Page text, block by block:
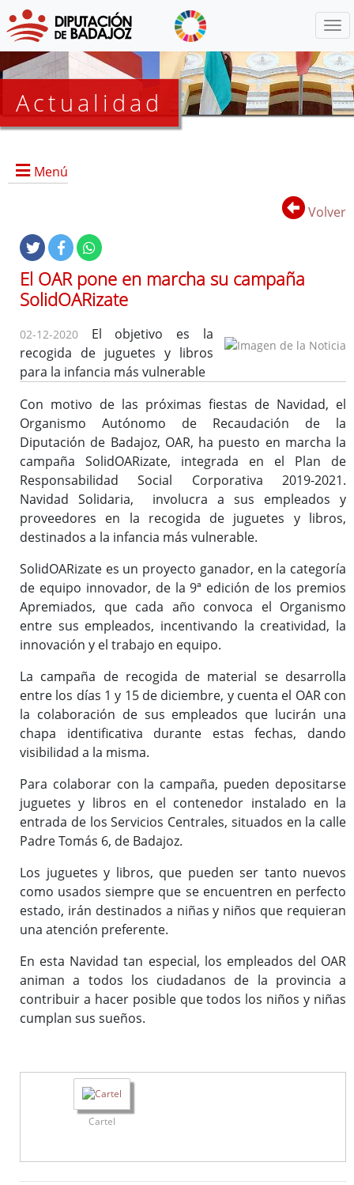
Actualidad
Menú
Noticias
Lista
de
distribución
Volver
El OAR pone en marcha su campaña
SolidOARizate
02-12-2020 El objetivo es la
recogida de juguetes y libros
para la infancia más vulnerable
Con motivo de las próximas fiestas de Navidad, el
Organismo Autónomo de Recaudación de la
Diputación de Badajoz, OAR, ha puesto en marcha la
campaña SolidOARizate, integrada en el Plan de
Responsabilidad Social Corporativa 2019-2021.
Navidad Solidaria, involucra a sus empleados y
proveedores en la recogida de juguetes y libros,
destinados a la infancia más vulnerable.
SolidOARizate es un proyecto ganador, en la categoría
de equipo innovador, de la 9ª edición de los premios
Apremiados, que cada año convoca el Organismo
entre sus empleados, incentivando la creatividad, la
innovación y el trabajo en equipo.
La campaña de recogida de material se desarrolla
entre los días 1 y 15 de diciembre, y cuenta el OAR con
la colaboración de sus empleados que lucirán una
chapa identificativa durante estas fechas, dando
visibilidad a la misma.
Para colaborar con la campaña, pueden depositarse
juguetes y libros en el contenedor instalado en la
entrada de los Servicios Centrales, situados en la calle
Padre Tomás 6, de Badajoz.
Los juguetes y libros, que pueden ser tanto nuevos
como usados siempre que se encuentren en perfecto
estado, irán destinados a niñas y niños que requieran
una atención preferente.
En esta Navidad tan especial, los empleados del OAR
animan a todos los ciudadanos de la provincia a
contribuir a hacer posible que todos los niños y niñas
cumplan sus sueños.
Cartel